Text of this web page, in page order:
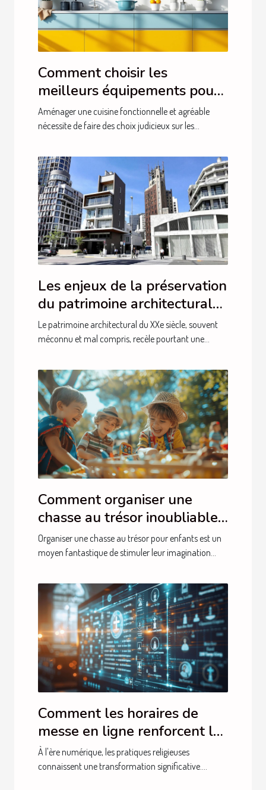
Comment choisir les
meilleurs équipements pour
votre cuisine ?
Aménager une cuisine fonctionnelle et agréable
nécessite de faire des choix judicieux sur les...
Les enjeux de la préservation
du patrimoine architectural
du XXe siècle
Le patrimoine architectural du XXe siècle, souvent
méconnu et mal compris, recèle pourtant une...
Comment organiser une
chasse au trésor inoubliable
pour enfants
Organiser une chasse au trésor pour enfants est un
moyen fantastique de stimuler leur imagination...
Comment les horaires de
messe en ligne renforcent la
foi communautaire
À l'ère numérique, les pratiques religieuses
connaissent une transformation significative....